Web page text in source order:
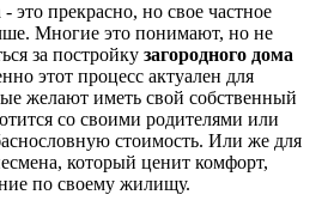
это прекрасно, но свое частное
Многие это понимают, но не
за постройку загородного дома
этот процесс актуален для
желают иметь свой собственный
со своими родителями или
стоимость. Или же для
который ценит комфорт,
по своему жилищу.